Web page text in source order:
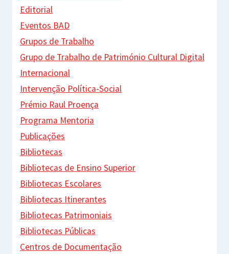
Editorial
Eventos BAD
Grupos de Trabalho
Grupo de Trabalho de Património Cultural Digital
Internacional
Intervenção Política-Social
Prémio Raul Proença
Programa Mentoria
Publicações
Bibliotecas
Bibliotecas de Ensino Superior
Bibliotecas Escolares
Bibliotecas Itinerantes
Bibliotecas Patrimoniais
Bibliotecas Públicas
Centros de Documentação